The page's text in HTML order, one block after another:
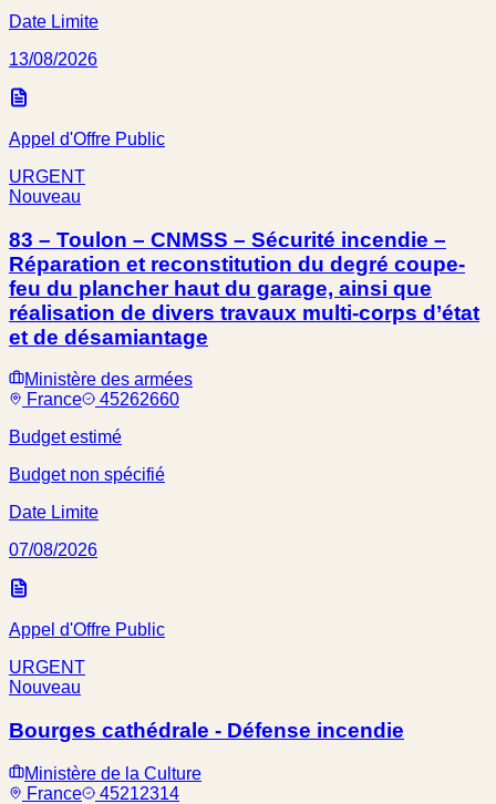
Date Limite
13/08/2026
Appel d'Offre Public
URGENT
Nouveau
83 – Toulon – CNMSS – Sécurité incendie –
Réparation et reconstitution du degré coupe-
feu du plancher haut du garage, ainsi que
réalisation de divers travaux multi-corps d’état
et de désamiantage
Ministère des armées
France
45262660
Budget estimé
Budget non spécifié
Date Limite
07/08/2026
Appel d'Offre Public
URGENT
Nouveau
Bourges cathédrale - Défense incendie
Ministère de la Culture
France
45212314